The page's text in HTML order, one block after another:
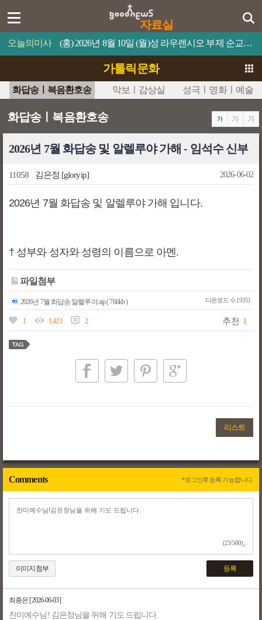
자료실
오늘의미사 (홍) 2026년 8월 10일 (월)성 라우렌시오 부제 순교자 축일누구든지 나를 섬기면 아버지께서 그를 존중해 주실 것이다.
가톨릭문화
화답송ㅣ복음환호송 악보ㅣ감상실 성극ㅣ영화ㅣ예술
화답송ㅣ복음환호송
2026년 7월 화답송 및 알렐루야 가해 - 임석수 신부
11058 김은정 [gloryip] 2026-06-02
2026년 7월 화답송 및 알렐루야 가해 입니다.
† 성부와 성자와 성령의 이름으로 아멘.
파일첨부
2026년 7월 화답송 알렐루야.zip ( 766kb ) 다운로드 수 [935]
1 1,423 2 추천 1
리스트
Comments *로그인후 등록 가능합니다.
(23/500)
이미지첨부 등록
최종은 [2026-06-03]
찬미예수님! 김은정님을 위해 기도 드립니다.